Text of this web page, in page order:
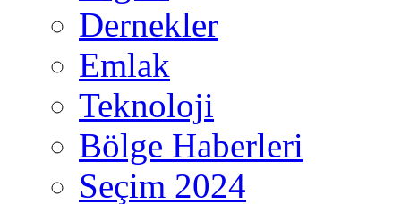
Dernekler
Emlak
Teknoloji
Bölge Haberleri
Seçim 2024